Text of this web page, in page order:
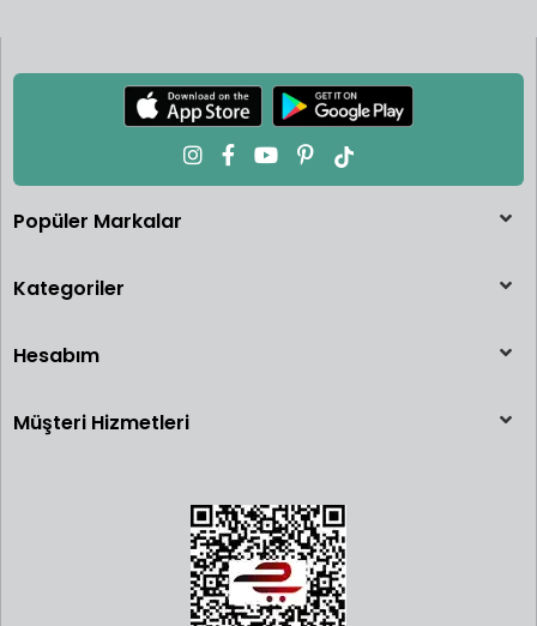
Popüler Markalar
Kategoriler
Hesabım
Müşteri Hizmetleri